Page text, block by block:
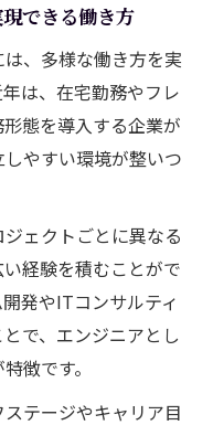
できる働き方
、多様な働き方を実
は、在宅勤務やフレ
態を導入する企業が
やすい環境が整いつ
ェクトごとに異なる
経験を積むことがで
発やITコンサルティ
で、エンジニアとし
徴です。
テージやキャリア目